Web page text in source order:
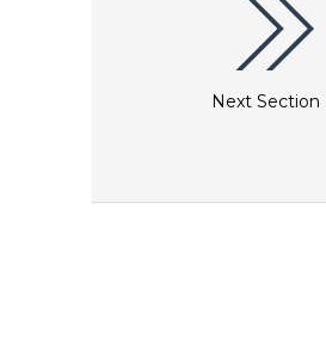
Next Section